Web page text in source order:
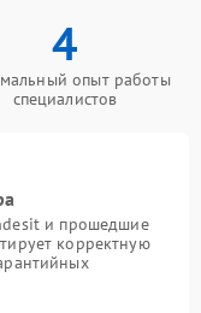
4
опыт работы
специалистов
и прошедшие
корректную